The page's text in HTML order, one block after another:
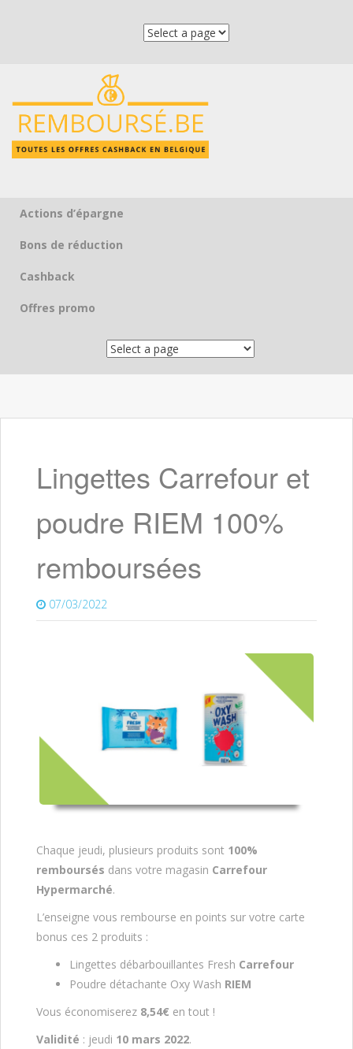
Skip to content
Actions d’épargne
Bons de réduction
Cashback
Offres promo
Lingettes Carrefour et
poudre RIEM 100%
remboursées
07/03/2022
Chaque jeudi, plusieurs produits sont 100%
remboursés dans votre magasin Carrefour
Hypermarché.
L’enseigne vous rembourse en points sur votre carte
bonus ces 2 produits :
Lingettes débarbouillantes Fresh Carrefour
Poudre détachante Oxy Wash RIEM
Vous économiserez 8,54€ en tout !
Validité : jeudi 10 mars 2022.